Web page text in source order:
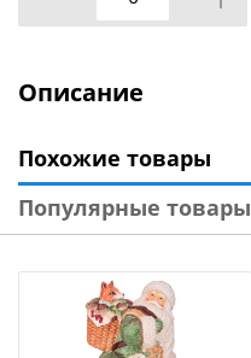
Описание
Похожие товары
Популярные товары